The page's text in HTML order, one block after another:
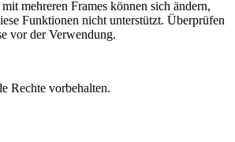
mehreren Frames können sich ändern,
Funktionen nicht unterstützt. Überprüfen
vor der Verwendung.
Rechte vorbehalten.